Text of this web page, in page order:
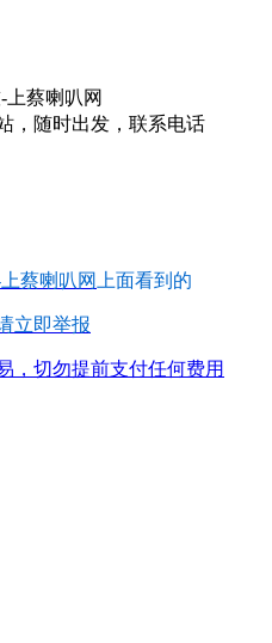
上蔡喇叭网
，随时出发，联系电话
蔡喇叭网 上面看到的
立即举报
，切勿提前支付任何费用